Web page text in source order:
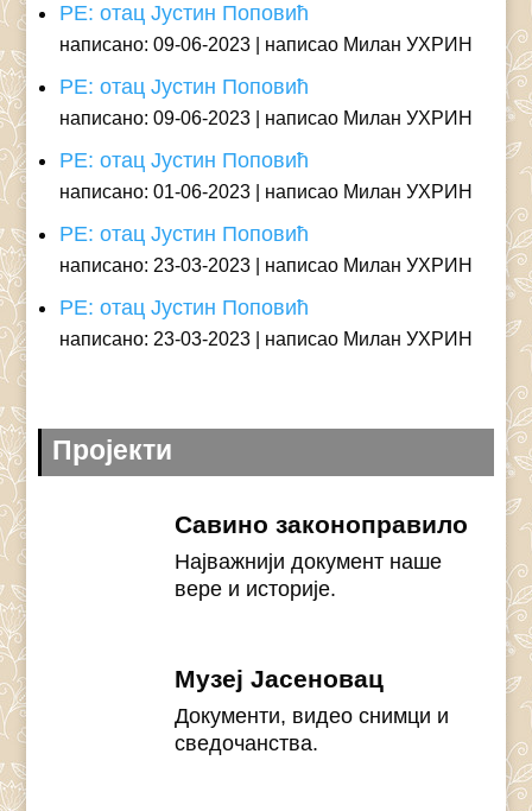
РЕ: отац Јустин Поповић
написано: 09-06-2023 написао Милан УХРИН
РЕ: отац Јустин Поповић
написано: 09-06-2023 написао Милан УХРИН
РЕ: отац Јустин Поповић
написано: 01-06-2023 написао Милан УХРИН
РЕ: отац Јустин Поповић
написано: 23-03-2023 написао Милан УХРИН
РЕ: отац Јустин Поповић
написано: 23-03-2023 написао Милан УХРИН
Пројекти
Савино законоправило
Најважнији документ наше
вере и историје.
Музеј Јасеновац
Документи, видео снимци и
сведочанства.